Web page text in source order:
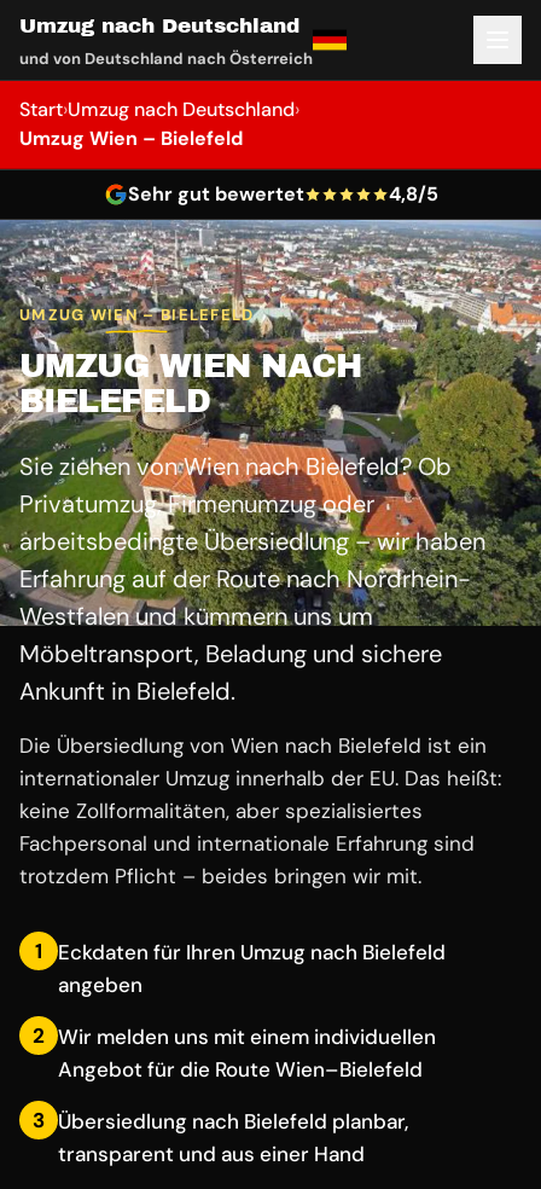
Umzug nach Deutschland
und von Deutschland nach Österreich
Start›Umzug nach Deutschland›
Umzug Wien – Bielefeld
Sehr gut bewertet 4,8/5
UMZUG WIEN – BIELEFELD
UMZUG WIEN NACH
BIELEFELD
Sie ziehen von Wien nach Bielefeld? Ob
Privatumzug, Firmenumzug oder
arbeitsbedingte Übersiedlung – wir haben
Erfahrung auf der Route nach Nordrhein-
Westfalen und kümmern uns um
Möbeltransport, Beladung und sichere
Ankunft in Bielefeld.
Die Übersiedlung von Wien nach Bielefeld ist ein
internationaler Umzug innerhalb der EU. Das heißt:
keine Zollformalitäten, aber spezialisiertes
Fachpersonal und internationale Erfahrung sind
trotzdem Pflicht – beides bringen wir mit.
1
Eckdaten für Ihren Umzug nach Bielefeld
angeben
2 Wir melden uns mit einem individuellen
Angebot für die Route Wien–Bielefeld
3 Übersiedlung nach Bielefeld planbar,
transparent und aus einer Hand